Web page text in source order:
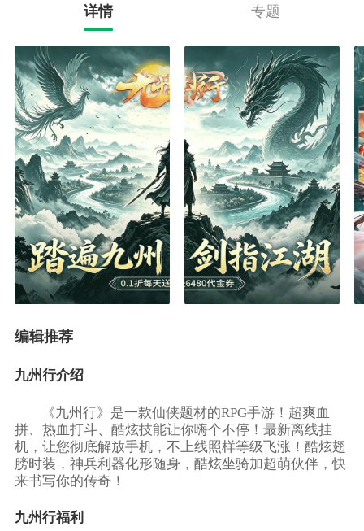
详情 专题
编辑推荐
九州行介绍
《九州行》是一款仙侠题材的RPG手游！超爽血
拼、热血打斗、酷炫技能让你嗨个不停！最新离线挂
机，让您彻底解放手机，不上线照样等级飞涨！酷炫翅
膀时装，神兵利器化形随身，酷炫坐骑加超萌伙伴，快
来书写你的传奇！
九州行福利